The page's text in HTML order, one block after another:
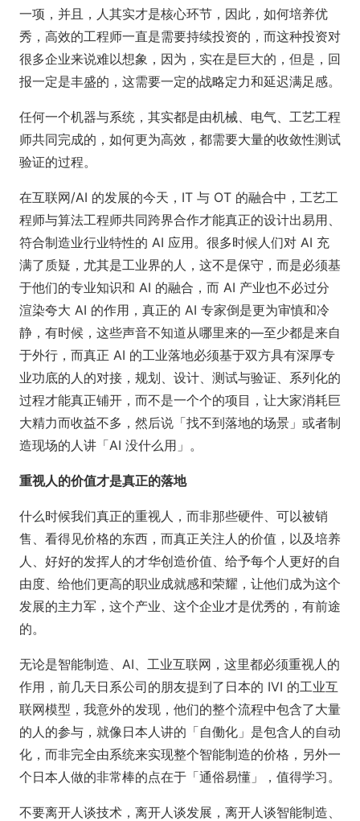
一项，并且，人其实才是核心环节，因此，如何培养优
秀，高效的工程师一直是需要持续投资的，而这种投资对
很多企业来说难以想象，因为，实在是巨大的，但是，回
报一定是丰盛的，这需要一定的战略定力和延迟满足感。
任何一个机器与系统，其实都是由机械、电气、工艺工程
师共同完成的，如何更为高效，都需要大量的收敛性测试
验证的过程。
在互联网/AI 的发展的今天，IT 与 OT 的融合中，工艺工
程师与算法工程师共同跨界合作才能真正的设计出易用、
符合制造业行业特性的 AI 应用。很多时候人们对 AI 充
满了质疑，尤其是工业界的人，这不是保守，而是必须基
于他们的专业知识和 AI 的融合，而 AI 产业也不必过分
渲染夸大 AI 的作用，真正的 AI 专家倒是更为审慎和冷
静，有时候，这些声音不知道从哪里来的—至少都是来自
于外行，而真正 AI 的工业落地必须基于双方具有深厚专
业功底的人的对接，规划、设计、测试与验证、系列化的
过程才能真正铺开，而不是一个个的项目，让大家消耗巨
大精力而收益不多，然后说「找不到落地的场景」或者制
造现场的人讲「AI 没什么用」。
重视人的价值才是真正的落地
什么时候我们真正的重视人，而非那些硬件、可以被销
售、看得见价格的东西，而真正关注人的价值，以及培养
人、好好的发挥人的才华创造价值、给予每个人更好的自
由度、给他们更高的职业成就感和荣耀，让他们成为这个
发展的主力军，这个产业、这个企业才是优秀的，有前途
的。
无论是智能制造、AI、工业互联网，这里都必须重视人的
作用，前几天日系公司的朋友提到了日本的 IVI 的工业互
联网模型，我意外的发现，他们的整个流程中包含了大量
的人的参与，就像日本人讲的「自働化」是包含人的自动
化，而非完全由系统来实现整个智能制造的价格，另外一
个日本人做的非常棒的点在于「通俗易懂」，值得学习。
不要离开人谈技术，离开人谈发展，离开人谈智能制造、